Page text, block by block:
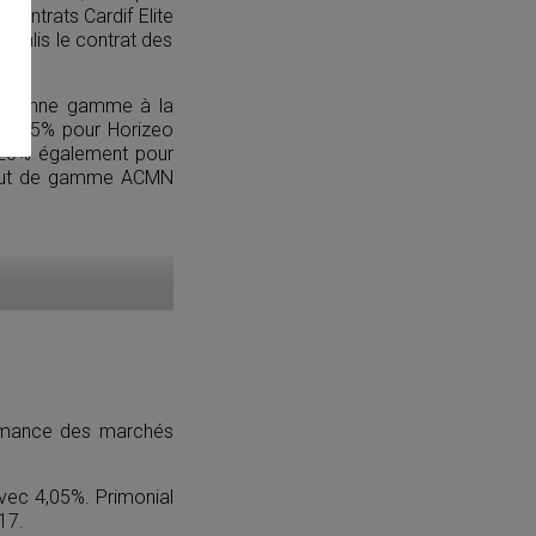
contrats Cardif Elite
le contrat des
gamme à la
pour Horizeo
également pour
de gamme ACMN
des marchés
4,05%. Primonial